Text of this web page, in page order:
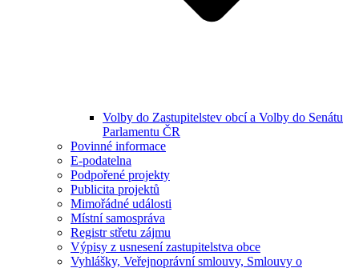
Volby do Zastupitelstev obcí a Volby do Senátu
Parlamentu ČR
Povinné informace
E-podatelna
Podpořené projekty
Publicita projektů
Mimořádné události
Místní samospráva
Registr střetu zájmu
Výpisy z usnesení zastupitelstva obce
Vyhlášky, Veřejnoprávní smlouvy, Smlouvy o